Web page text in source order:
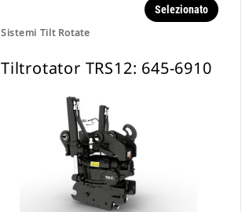
Sistemi Tilt Rotate
Selezionato
Tiltrotator TRS12: 645-6910